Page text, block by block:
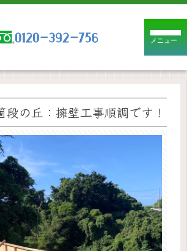
メニュー
段の丘：擁壁工事順調です！